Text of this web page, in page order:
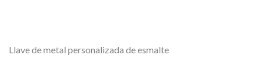
Llave de metal personalizada de esmalte